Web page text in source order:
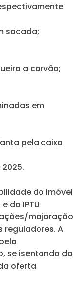
sacada;
a carvão;
em
pela caixa
do imóvel
do IPTU
majoração
reguladores. A
se isentando da
oferta